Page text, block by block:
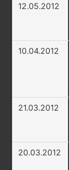
12.05.2012
10.04.2012
21.03.2012
20.03.2012